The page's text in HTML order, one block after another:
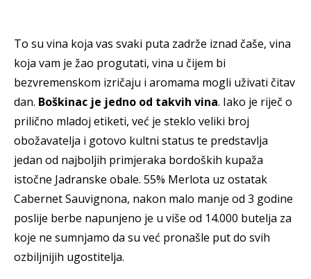
To su vina koja vas svaki puta zadrže iznad čaše, vina
koja vam je žao progutati, vina u čijem bi
bezvremenskom izričaju i aromama mogli uživati čitav
dan. Boškinac je jedno od takvih vina. Iako je riječ o
prilično mladoj etiketi, već je steklo veliki broj
obožavatelja i gotovo kultni status te predstavlja
jedan od najboljih primjeraka bordoških kupaža
istočne Jadranske obale. 55% Merlota uz ostatak
Cabernet Sauvignona, nakon malo manje od 3 godine
poslije berbe napunjeno je u više od 14.000 butelja za
koje ne sumnjamo da su već pronašle put do svih
ozbiljnijih ugostitelja.